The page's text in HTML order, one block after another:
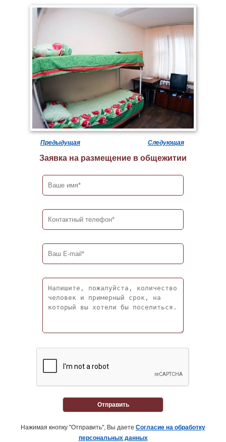
Предыдущая Следующая
Заявка на размещение в общежитии
Отправить
Нажимая кнопку "Отправить", Вы даете Согласие на обработку
персональных данных